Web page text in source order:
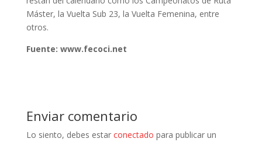
Máster, la Vuelta Sub 23, la Vuelta Femenina, entre
otros.
Fuente: www.fecoci.net
Enviar comentario
Lo siento, debes estar conectado para publicar un